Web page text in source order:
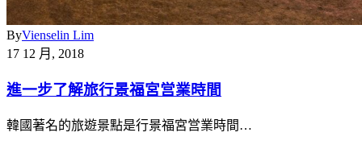
ByVienselin Lim
17 12 月, 2018
進一步了解旅行景福宮営業時間
韓國著名的旅遊景點是行景福宮営業時間…